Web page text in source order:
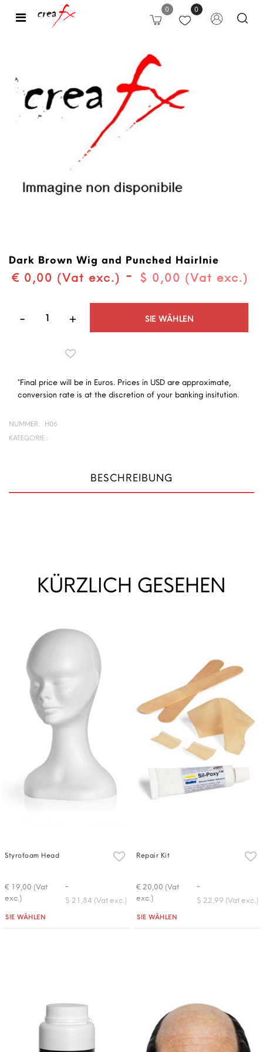
Open 0 0
Dark Brown Wig and Punched Hairlnie
€ 0,00 (Vat exc.) - $ 0,00 (Vat exc.)
SIE WÄHLEN
*Final price will be in Euros. Prices in USD are approximate,
conversion rate is at the discretion of your banking insitution.
NUMMER:
H06
KATEGORIE :
BESCHREIBUNG
KÜRZLICH GESEHEN
Styrofoam Head
€ 19,00 (Vat
exc.)
-
$ 21,84 (Vat exc.)
Quantità
SIE WÄHLEN
Repair Kit
€ 20,00 (Vat
exc.)
-
$ 22,99 (Vat exc.)
Quantità
SIE WÄHLEN